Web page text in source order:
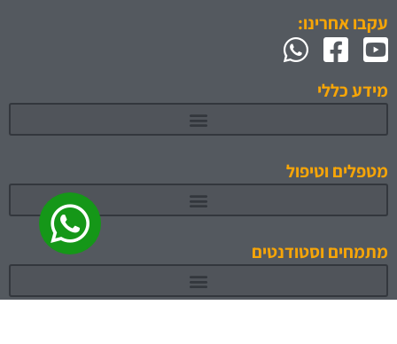
עקבו אחרינו:
מידע כללי
מטפלים וטיפול
מתמחים וסטודנטים